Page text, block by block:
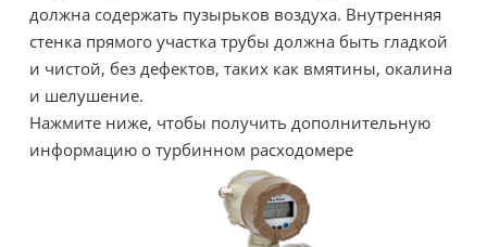
должна содержать пузырьков воздуха. Внутренняя
стенка прямого участка трубы должна быть гладкой
и чистой, без дефектов, таких как вмятины, окалина
и шелушение.
Нажмите ниже, чтобы получить дополнительную
информацию о турбинном расходомере